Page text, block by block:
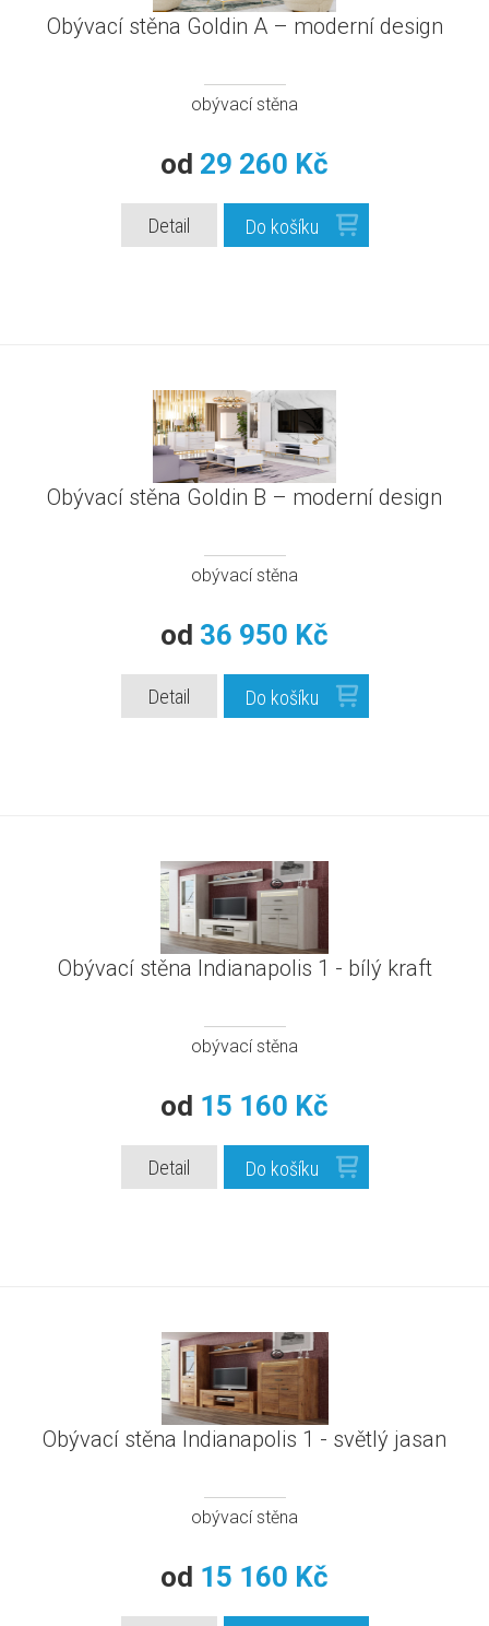
Obývací stěna Goldin A – moderní design
obývací stěna
od 29 260 Kč
Detail Do košíku
Obývací stěna Goldin B – moderní design
obývací stěna
od 36 950 Kč
Detail Do košíku
Obývací stěna Indianapolis 1 - bílý kraft
obývací stěna
od 15 160 Kč
Detail Do košíku
Obývací stěna Indianapolis 1 - světlý jasan
obývací stěna
od 15 160 Kč